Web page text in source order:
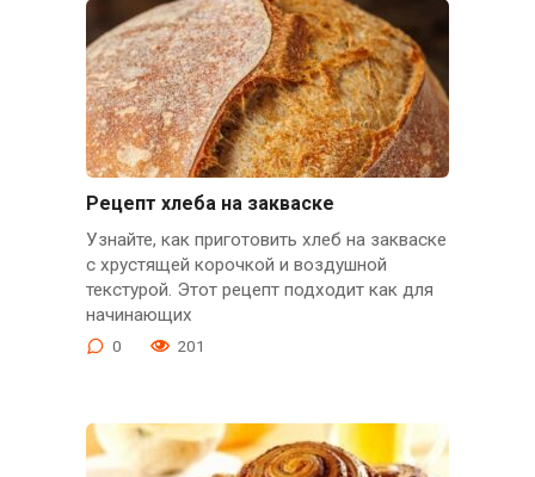
Рецепт хлеба на закваске
Узнайте, как приготовить хлеб на закваске
с хрустящей корочкой и воздушной
текстурой. Этот рецепт подходит как для
начинающих
0 201